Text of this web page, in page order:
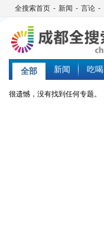
全搜索首页 - 新闻 - 言论 -
全部 新闻 吃喝
很遗憾，没有找到任何专题。